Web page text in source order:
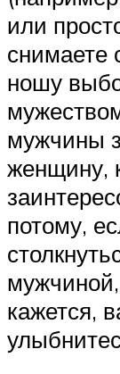
или
снимаете
ношу
мужчины
женщину,
потому,
кажется,